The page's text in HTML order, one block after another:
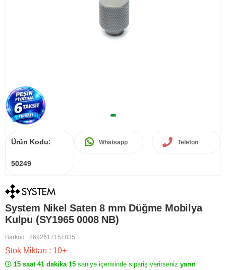
Ürün Kodu:
50249
Whatsapp Telefon
System Nikel Saten 8 mm Düğme Mobilya
Kulpu (SY1965 0008 NB)
Barkod : 8692617151835
Stok Miktarı : 10+
15 saat 41 dakika 15 saniye içerisinde sipariş verirseniz yarın